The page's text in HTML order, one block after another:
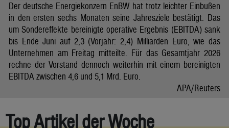
Der deutsche Energiekonzern EnBW hat trotz leichter Einbußen
in den ersten sechs Monaten seine Jahresziele bestätigt. Das
um Sondereffekte bereinigte operative Ergebnis (EBITDA) sank
bis Ende Juni auf 2,3 (Vorjahr: 2,4) Milliarden Euro, wie das
Unternehmen am Freitag mitteilte. Für das Gesamtjahr 2026
rechne der Vorstand dennoch weiterhin mit einem bereinigten
EBITDA zwischen 4,6 und 5,1 Mrd. Euro.
APA/Reuters
Top Artikel der Woche